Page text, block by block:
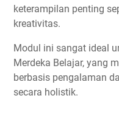
keterampilan penting
kreativitas.
Modul ini sangat ideal
Merdeka Belajar, yang
berbasis pengalaman
secara holistik.